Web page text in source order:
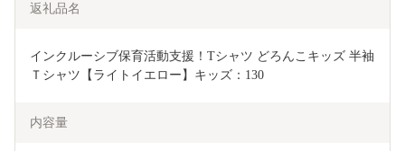
返礼品名
インクルーシブ保育活動支援！Tシャツ どろんこキッズ 半袖
Ｔシャツ【ライトイエロー】キッズ：130
内容量